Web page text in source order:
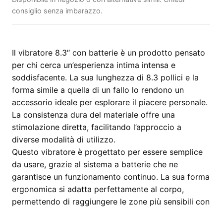
consiglio senza imbarazzo.
Il vibratore 8.3″ con batterie è un prodotto pensato
per chi cerca un’esperienza intima intensa e
soddisfacente. La sua lunghezza di 8.3 pollici e la
forma simile a quella di un fallo lo rendono un
accessorio ideale per esplorare il piacere personale.
La consistenza dura del materiale offre una
stimolazione diretta, facilitando l’approccio a
diverse modalità di utilizzo.
Questo vibratore è progettato per essere semplice
da usare, grazie al sistema a batterie che ne
garantisce un funzionamento continuo. La sua forma
ergonomica si adatta perfettamente al corpo,
permettendo di raggiungere le zone più sensibili con